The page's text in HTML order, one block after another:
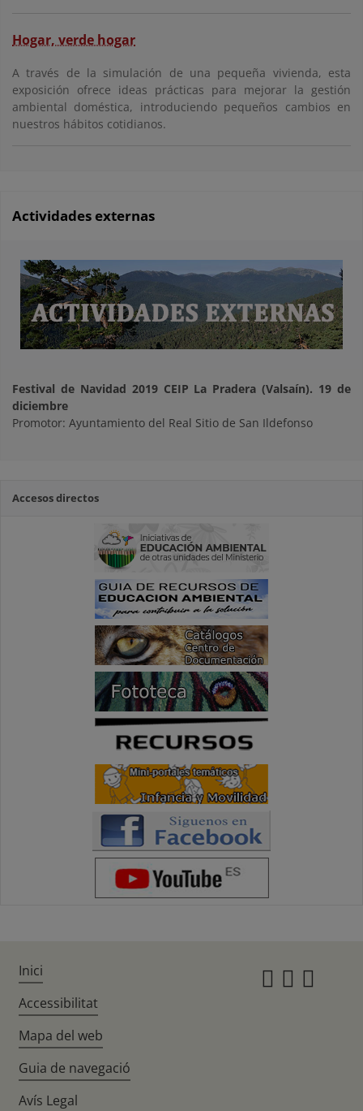
Hogar, verde hogar
A través de la simulación de una pequeña vivienda, esta
exposición ofrece ideas prácticas para mejorar la gestión
ambiental doméstica, introduciendo pequeños cambios en
nuestros hábitos cotidianos.
Actividades externas
Festival de Navidad 2019 CEIP La Pradera (Valsaín). 19 de
diciembre
Promotor: Ayuntamiento del Real Sitio de San Ildefonso
Accesos directos
Inici
Accessibilitat
Mapa del web
Guia de navegació
Avís Legal